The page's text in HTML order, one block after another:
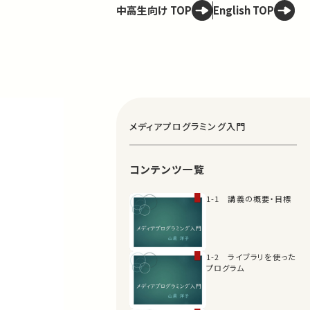
中高生向け TOP English TOP
メディアプログラミング入門
コンテンツ一覧
1-1 講義の概要・目標
1-2 ライブラリを使った
プログラム